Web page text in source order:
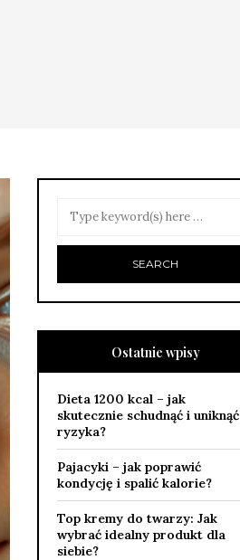
Ostatnie wpisy
Dieta 1200 kcal – jak
skutecznie schudnąć i uniknąć
ryzyka?
Pajacyki – jak poprawić
kondycję i spalić kalorie?
Top kremy do twarzy: Jak
wybrać idealny produkt dla
siebie?